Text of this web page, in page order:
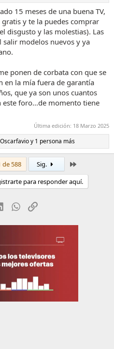
15 meses de una buena TV,
y te la puedes comprar
disgusto y las molestias). Las
salir modelos nuevos y ya
ponen de corbata con que se
en la mía fuera de garantía
que ya son unos cuantos
este foro...de momento tiene
Última edición: 18 Marzo 2025
Oscarfavioy 1 persona más
de 588 Sig.
para responder aquí.
LinkedInWhatsApp
Enlace